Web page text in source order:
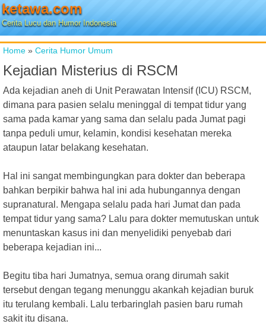
ketawa.com
Cerita Lucu dan Humor Indonesia
Home » Cerita Humor Umum
Kejadian Misterius di RSCM
Ada kejadian aneh di Unit Perawatan Intensif (ICU) RSCM,
dimana para pasien selalu meninggal di tempat tidur yang
sama pada kamar yang sama dan selalu pada Jumat pagi
tanpa peduli umur, kelamin, kondisi kesehatan mereka
ataupun latar belakang kesehatan.
Hal ini sangat membingungkan para dokter dan beberapa
bahkan berpikir bahwa hal ini ada hubungannya dengan
supranatural. Mengapa selalu pada hari Jumat dan pada
tempat tidur yang sama? Lalu para dokter memutuskan untuk
menuntaskan kasus ini dan menyelidiki penyebab dari
beberapa kejadian ini...
Begitu tiba hari Jumatnya, semua orang dirumah sakit
tersebut dengan tegang menunggu akankah kejadian buruk
itu terulang kembali. Lalu terbaringlah pasien baru rumah
sakit itu disana.